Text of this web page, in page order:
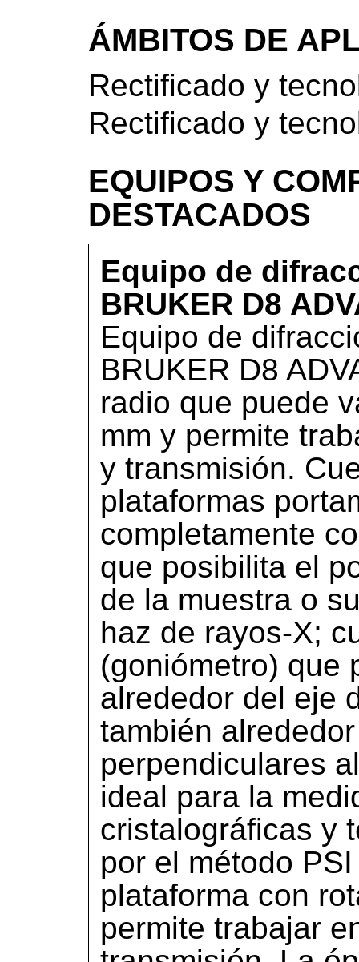
ÁMBITOS DE
Rectificado y
Rectificado y
EQUIPOS Y
DESTACADOS
Equipo de
BRUKER D8
Equipo de
BRUKER D8
radio que puede
mm y permite
y transmisión.
plataformas
completamente
que posibilita el
de la muestra o
haz de rayos-X;
(goniómetro) que
alrededor del eje
también
perpendiculares
ideal para la
cristalográficas y
por el método
plataforma con
permite trabajar